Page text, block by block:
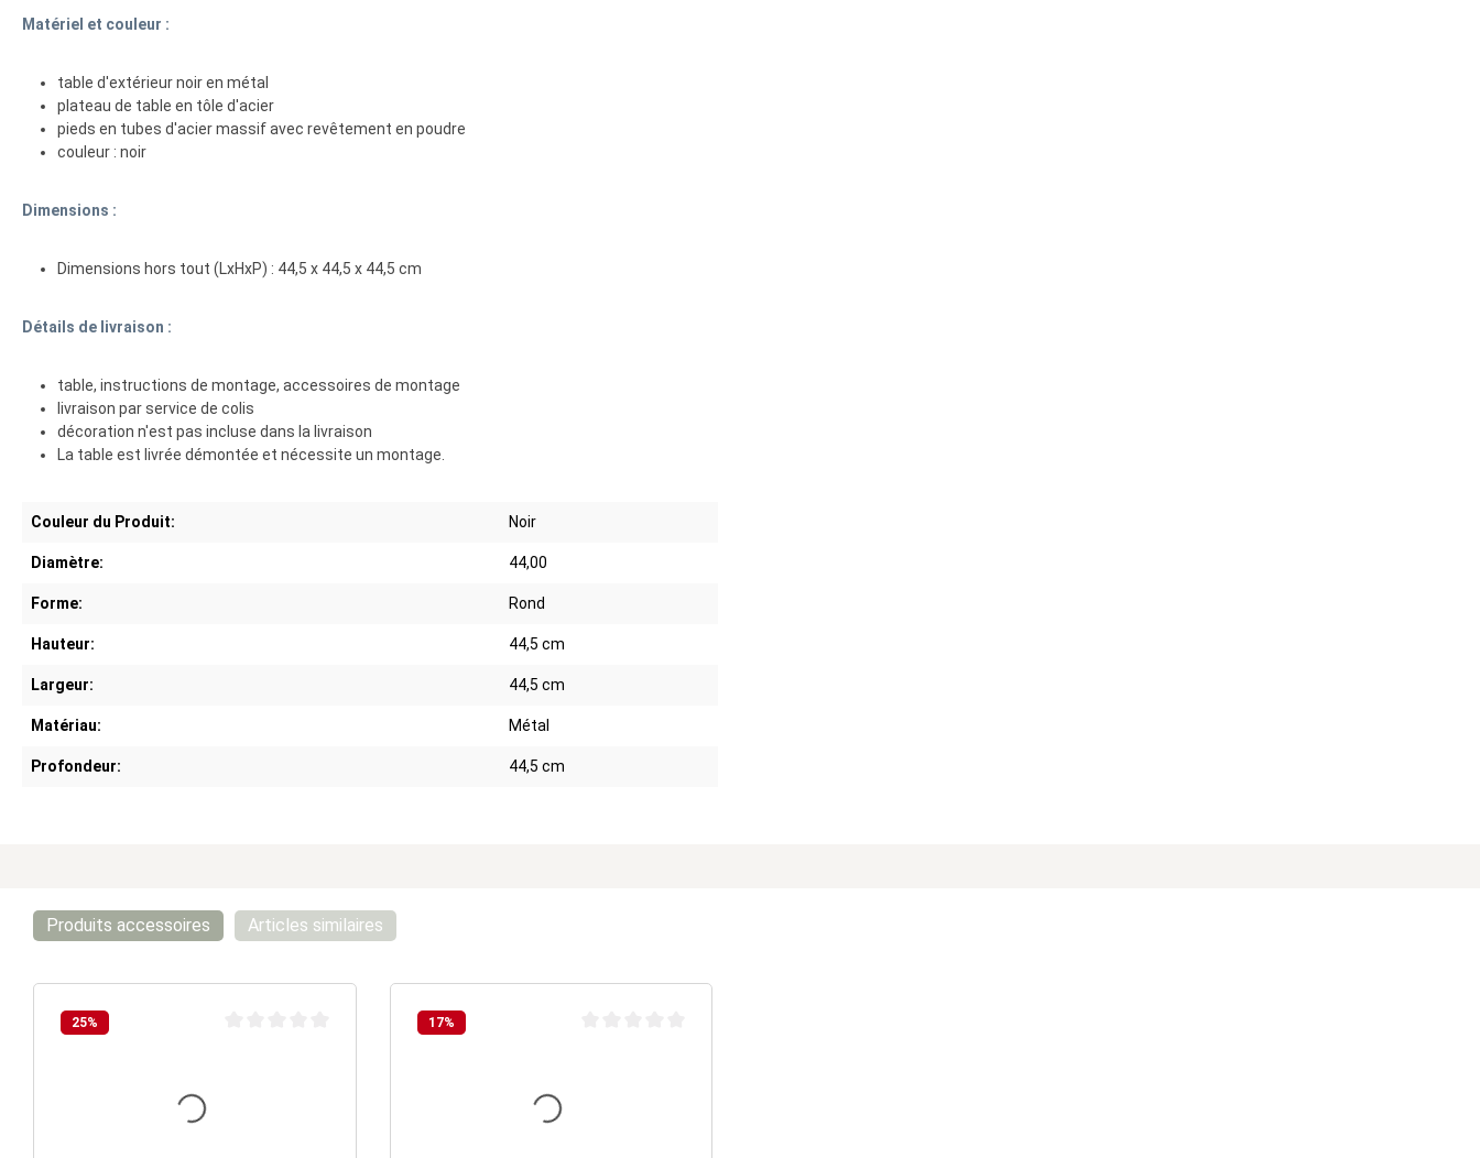
Matériel et couleur :
table d'extérieur noir en métal
plateau de table en tôle d'acier
pieds en tubes d'acier massif avec revêtement en poudre
couleur : noir
Dimensions :
Dimensions hors tout (LxHxP) : 44,5 x 44,5 x 44,5 cm
Détails de livraison :
table, instructions de montage, accessoires de montage
livraison par service de colis
décoration n'est pas incluse dans la livraison
La table est livrée démontée et nécessite un montage.
Couleur du Produit: Noir
Diamètre: 44,00
Forme: Rond
Hauteur: 44,5 cm
Largeur: 44,5 cm
Matériau: Métal
Profondeur: 44,5 cm
Produits accessoires Articles similaires
25% 17%